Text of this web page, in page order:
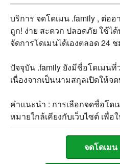
บริการ จดโดเมน .family , ต่ออ
ถูก! ง่าย สะดวก ปลอดภัย ใช้
จัดการโดเมนได้เองตลอด 24
ปัจจุบัน .family ยังมีชื่อโดเมน
เนื่องจากเป็นนามสกุลเปิดให้จ
คำแนะนำ : การเลือกจดชื่อโด
หมายใกล้เคียงกับเว็บไซต์ เพื่อ